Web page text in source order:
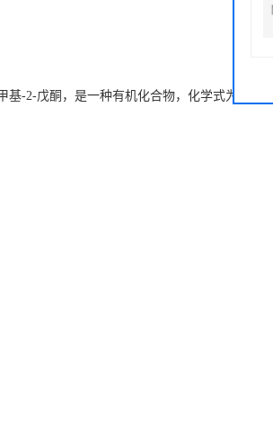
基-2-戊酮，是一种有机化合物，化学式为